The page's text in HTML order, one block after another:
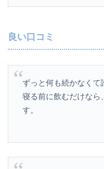
良い口コミ
ずっと何も続かなくて
寝る前に飲むだけなら
す。